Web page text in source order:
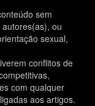
sem
ou
sexual,
conflitos de
com qualquer
aos artigos.